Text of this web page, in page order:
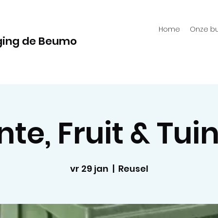
de Beumo
Home Onze
Fruit &
vr 29 jan
  |
Reusel